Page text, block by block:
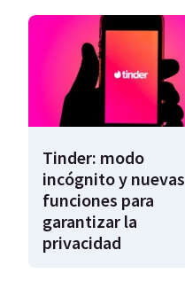
Tinder: modo
incógnito y nuevas
funciones para
garantizar la
privacidad